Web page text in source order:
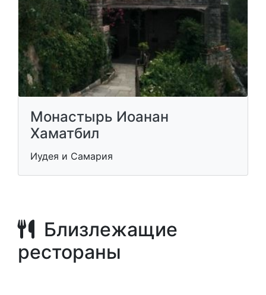
Монастырь Иоанан
Хаматбил
Иудея и Самария
Близлежащие
рестораны